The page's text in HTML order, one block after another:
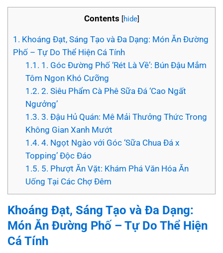
Contents [hide]
1. Khoáng Đạt, Sáng Tạo và Đa Dạng: Món Ăn Đường
Phố – Tự Do Thể Hiện Cá Tính
1.1. 1. Góc Đường Phố ‘Rét Là Về’: Bún Đậu Mắm
Tôm Ngon Khó Cưỡng
1.2. 2. Siêu Phẩm Cà Phê Sữa Đá ‘Cao Ngất
Ngưởng’
1.3. 3. Đậu Hủ Quán: Mê Mải Thưởng Thức Trong
Không Gian Xanh Mướt
1.4. 4. Ngọt Ngào với Góc ‘Sữa Chua Đá x
Topping’ Độc Đáo
1.5. 5. Phượt Ăn Vặt: Khám Phá Văn Hóa Ăn
Uống Tại Các Chợ Đêm
Khoáng Đạt, Sáng Tạo và Đa Dạng:
Món Ăn Đường Phố – Tự Do Thể Hiện
Cá Tính